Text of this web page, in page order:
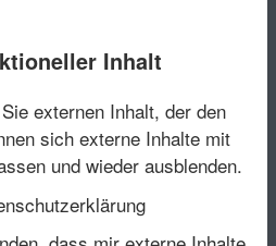
Inhalt
externen Inhalt, der den
sich externe Inhalte mit
und wieder ausblenden.